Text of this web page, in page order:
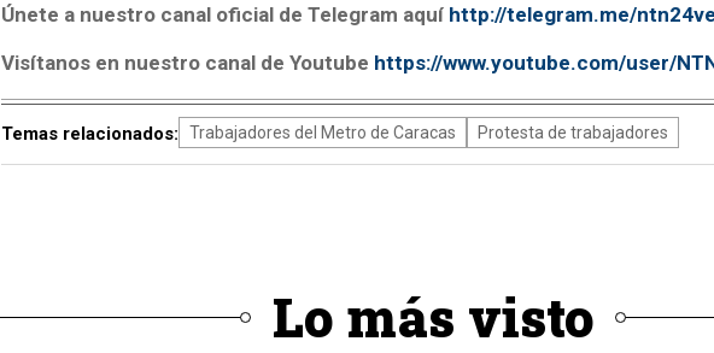
Únete a nuestro canal oficial de Telegram aquí http://telegram.me/
Visítanos en nuestro canal de Youtube https://www.youtube.com/user/
Temas relacionados: Trabajadores del Metro de Caracas Protesta de trabajadores
Lo más visto